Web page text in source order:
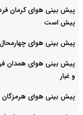
پیش است
پیش بینی هوای چهارمحال و بختیاری فردا ۱۶
و غبار
پیش بینی هوای هرمزگان فردا ۱۶ مرداد ۱۴۰۵/ دریا